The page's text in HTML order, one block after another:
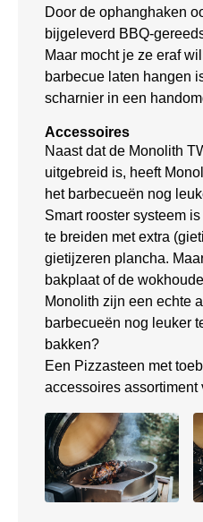
Door de ophanghaken
bijgeleverd BBQ-
Maar mocht je ze eraf
barbecue laten hangen
scharnier in een
Accessoires
Naast dat de Monolith
uitgebreid is, heeft
het barbecueën nog
Smart rooster systeem
te breiden met extra
gietijzeren plancha.
bakplaat of de
Monolith zijn een echte
barbecueën nog leuker
bakken?
Een Pizzasteen met
accessoires assortiment